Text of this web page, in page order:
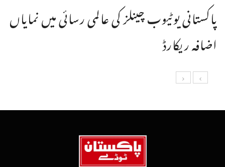
پاکستانی یوٹیوب چینلز کی عالمی رسائی میں نمایاں
اضافہ ریکارڈ